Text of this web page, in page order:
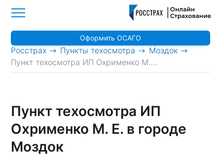
Росстрах > Пункты техосмотра > Моздок >
Пункт техосмотра ИП Охрименко М. Е.
Оформить ОСАГО
Пункт техосмотра ИП
Охрименко М. Е. в городе
Моздок